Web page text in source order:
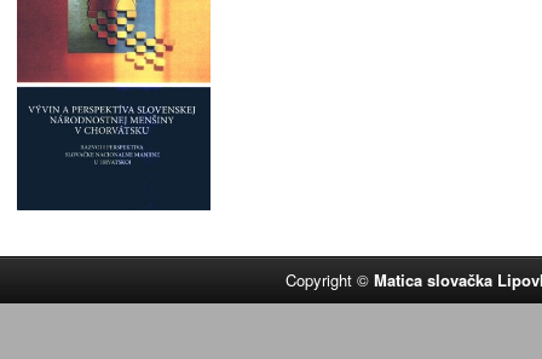
Copyright ©Matica slovačka